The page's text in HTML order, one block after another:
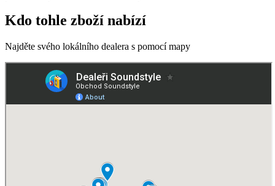
Kdo tohle zboží nabízí
Najděte svého lokálního dealera s pomocí mapy